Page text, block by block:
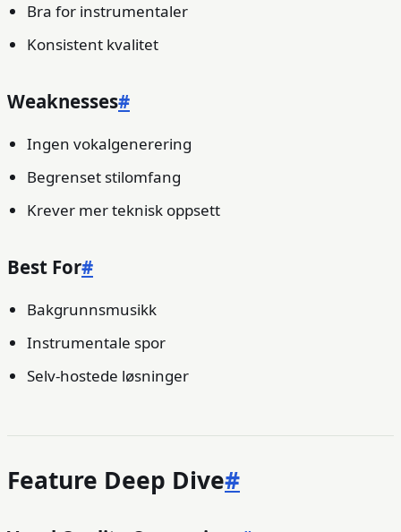
Bra for instrumentaler
Konsistent kvalitet
Weaknesses#
Ingen vokalgenerering
Begrenset stilomfang
Krever mer teknisk oppsett
Best For#
Bakgrunnsmusikk
Instrumentale spor
Selv-hostede løsninger
Feature Deep Dive#